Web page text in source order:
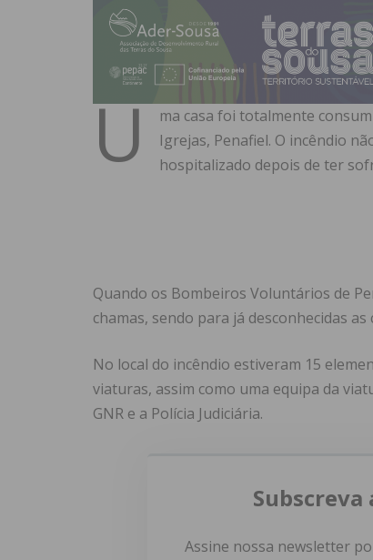
U
ma casa foi totalmente
Igrejas, Penafiel. O incêndio
hospitalizado depois de ter
Quando os Bombeiros Voluntários de
chamas, sendo para já desconhecidas
No local do incêndio estiveram 15
viaturas, assim como uma equipa da
GNR e a Polícia Judiciária.
Assine nossa newsletter